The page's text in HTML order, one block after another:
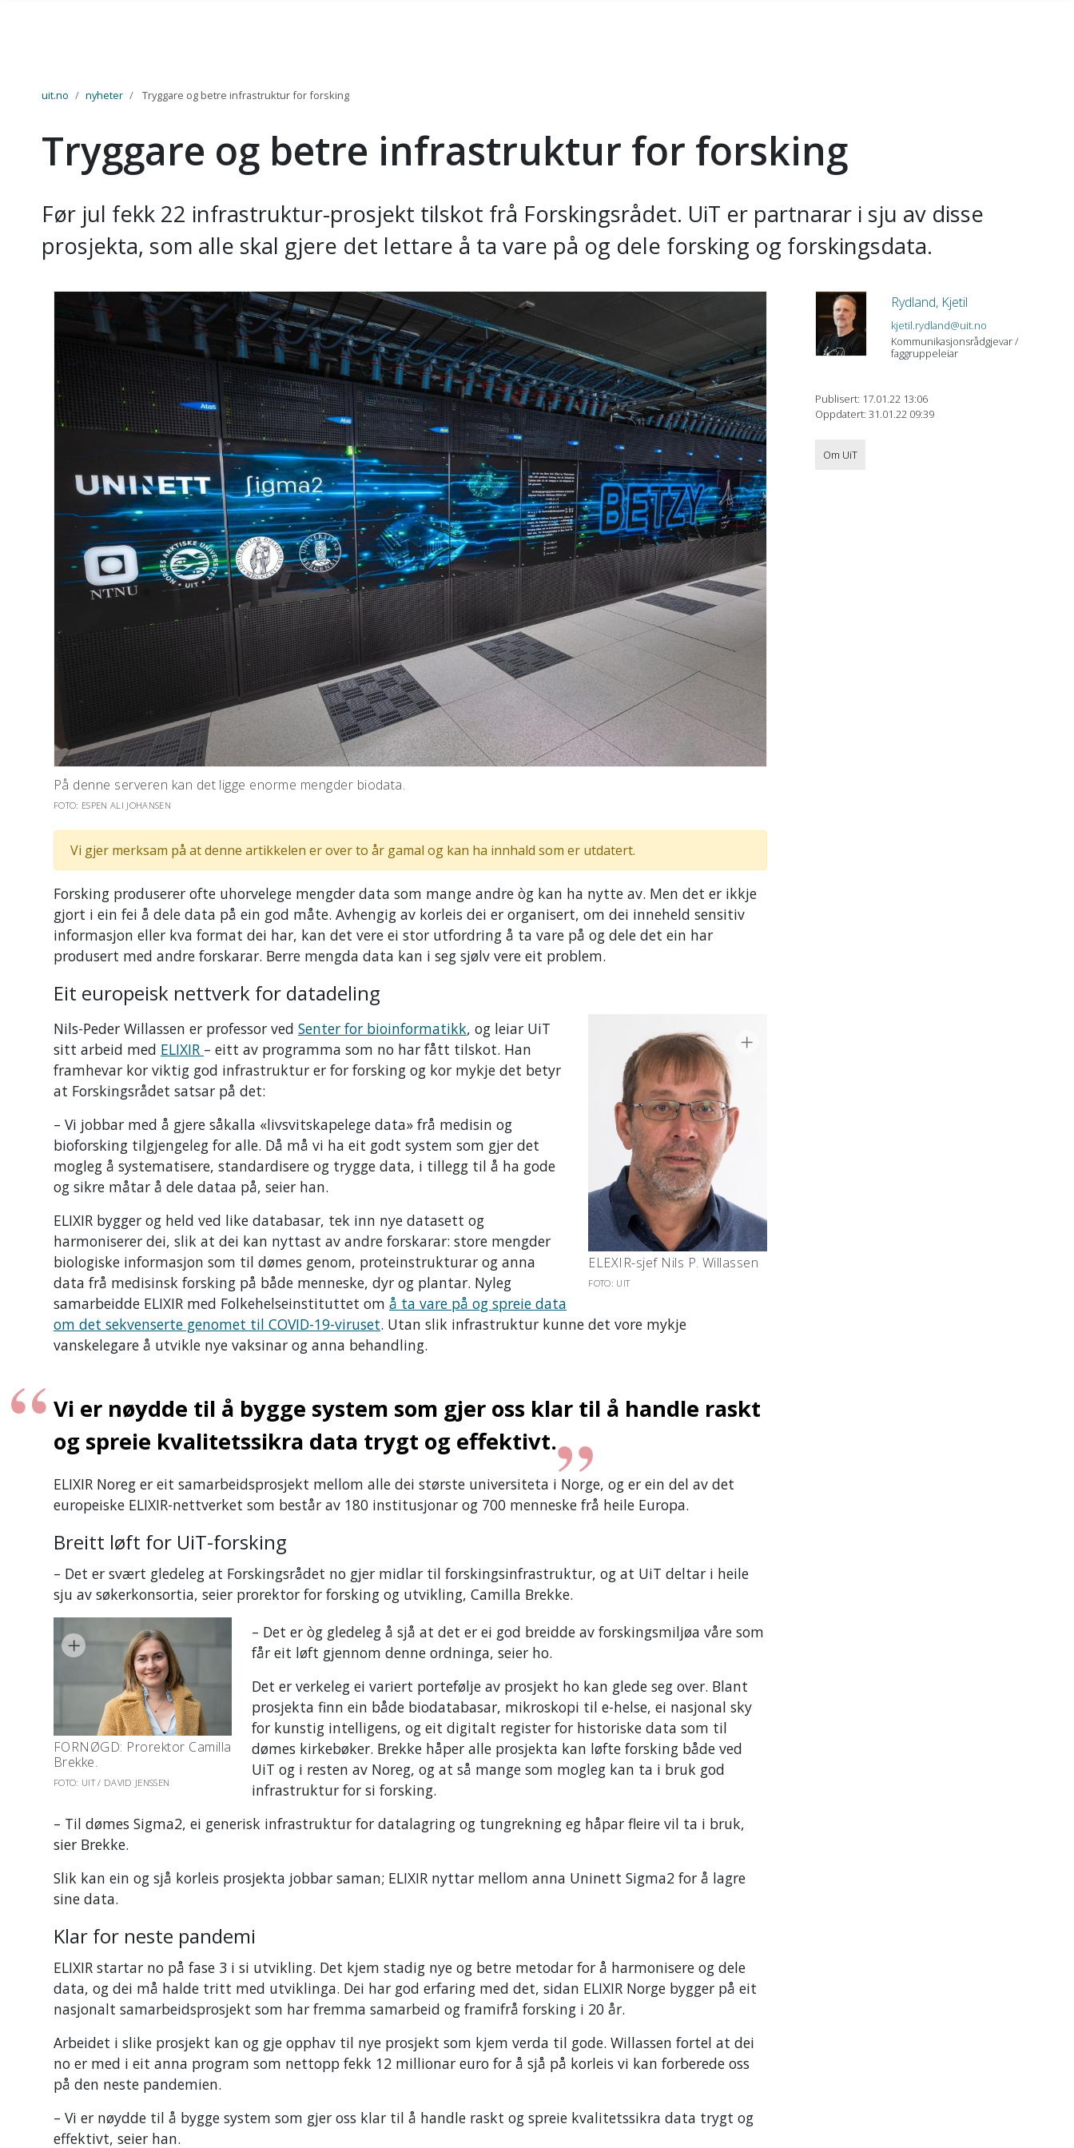
Gå til hovedinnhold
uit.no nyheter Tryggare og betre infrastruktur for forsking
Tryggare og betre infrastruktur for forsking
Før jul fekk 22 infrastruktur-prosjekt tilskot frå Forskingsrådet. UiT er partnarar i sju av disse
prosjekta, som alle skal gjere det lettare å ta vare på og dele forsking og forskingsdata.
På denne serveren kan det ligge enorme mengder biodata.
FOTO: ESPEN ALI JOHANSEN
Rydland, Kjetil
kjetil.rydland@uit.no
Kommunikasjonsrådgjevar /
faggruppeleiar
Publisert: 17.01.22 13:06
Oppdatert: 31.01.22 09:39
Om UiT
Vi gjer merksam på at denne artikkelen er over to år gamal og kan ha innhald som er utdatert.
Forsking produserer ofte uhorvelege mengder data som mange andre òg kan ha nytte av. Men det er ikkje
gjort i ein fei å dele data på ein god måte. Avhengig av korleis dei er organisert, om dei inneheld sensitiv
informasjon eller kva format dei har, kan det vere ei stor utfordring å ta vare på og dele det ein har
produsert med andre forskarar. Berre mengda data kan i seg sjølv vere eit problem.
Eit europeisk nettverk for datadeling
ELEXIR-sjef Nils P. Willassen
FOTO: UIT
Nils-Peder Willassen er professor ved Senter for bioinformatikk, og leiar UiT
sitt arbeid med ELIXIR – eitt av programma som no har fått tilskot. Han
framhevar kor viktig god infrastruktur er for forsking og kor mykje det betyr
at Forskingsrådet satsar på det:
– Vi jobbar med å gjere såkalla «livsvitskapelege data» frå medisin og
bioforsking tilgjengeleg for alle. Då må vi ha eit godt system som gjer det
mogleg å systematisere, standardisere og trygge data, i tillegg til å ha gode
og sikre måtar å dele dataa på, seier han.
ELIXIR bygger og held ved like databasar, tek inn nye datasett og
harmoniserer dei, slik at dei kan nyttast av andre forskarar: store mengder
biologiske informasjon som til dømes genom, proteinstrukturar og anna
data frå medisinsk forsking på både menneske, dyr og plantar. Nyleg
samarbeidde ELIXIR med Folkehelseinstituttet om å ta vare på og spreie data
om det sekvenserte genomet til COVID-19-viruset. Utan slik infrastruktur kunne det vore mykje
vanskelegare å utvikle nye vaksinar og anna behandling.
Vi er nøydde til å bygge system som gjer oss klar til å handle raskt
og spreie kvalitetssikra data trygt og effektivt.
ELIXIR Noreg er eit samarbeidsprosjekt mellom alle dei største universiteta i Norge, og er ein del av det
europeiske ELIXIR-nettverket som består av 180 institusjonar og 700 menneske frå heile Europa.
Breitt løft for UiT-forsking
– Det er svært gledeleg at Forskingsrådet no gjer midlar til forskingsinfrastruktur, og at UiT deltar i heile
sju av søkerkonsortia, seier prorektor for forsking og utvikling, Camilla Brekke.
FORNØGD: Prorektor Camilla
Brekke.
FOTO: UIT / DAVID JENSSEN
– Det er òg gledeleg å sjå at det er ei god breidde av forskingsmiljøa våre som
får eit løft gjennom denne ordninga, seier ho.
Det er verkeleg ei variert portefølje av prosjekt ho kan glede seg over. Blant
prosjekta finn ein både biodatabasar, mikroskopi til e-helse, ei nasjonal sky
for kunstig intelligens, og eit digitalt register for historiske data som til
dømes kirkebøker. Brekke håper alle prosjekta kan løfte forsking både ved
UiT og i resten av Noreg, og at så mange som mogleg kan ta i bruk god
infrastruktur for si forsking.
– Til dømes Sigma2, ei generisk infrastruktur for datalagring og tungrekning eg håpar fleire vil ta i bruk,
sier Brekke.
Slik kan ein og sjå korleis prosjekta jobbar saman; ELIXIR nyttar mellom anna Uninett Sigma2 for å lagre
sine data.
Klar for neste pandemi
ELIXIR startar no på fase 3 i si utvikling. Det kjem stadig nye og betre metodar for å harmonisere og dele
data, og dei må halde tritt med utviklinga. Dei har god erfaring med det, sidan ELIXIR Norge bygger på eit
nasjonalt samarbeidsprosjekt som har fremma samarbeid og framifrå forsking i 20 år.
Arbeidet i slike prosjekt kan og gje opphav til nye prosjekt som kjem verda til gode. Willassen fortel at dei
no er med i eit anna program som nettopp fekk 12 millionar euro for å sjå på korleis vi kan forberede oss
på den neste pandemien.
– Vi er nøydde til å bygge system som gjer oss klar til å handle raskt og spreie kvalitetssikra data trygt og
effektivt, seier han.